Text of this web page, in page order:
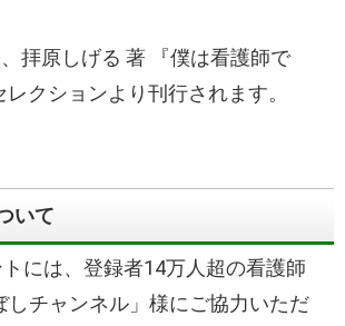
拝原しげる 著 『僕は看護師で
クションより刊行されます。
いて
には、登録者14万人超の看護師
しチャンネル」様にご協力いただ